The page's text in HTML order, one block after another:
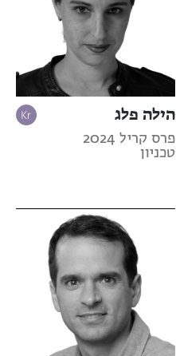
הילה פלג
פרס קריל 2024
טכניון